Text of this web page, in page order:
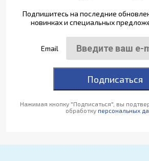
Подпишитесь на последние
новинках и специальных
Email
Подписаться
Нажимая кнопку "Подписаться", вы
обработку персональных